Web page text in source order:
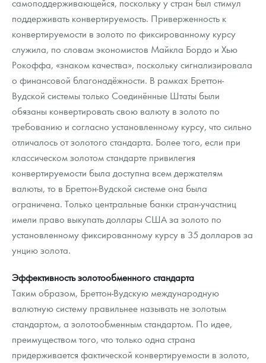
самоподдерживающейся, поскольку у стран был стимул
поддерживать конвертируемость. Приверженность к
конвертируемости в золото по фиксированному курсу
служила, по словам экономистов Майкла Бордо и Хью
Рокоффа, «знаком качества», поскольку сигнализировала
о финансовой благонадёжности. В рамках Бреттон-
Вудской системы только Соединённые Штаты были
обязаны конвертировать свою валюту в золото по
требованию и согласно установленному курсу, что сильно
отличалось от золотого стандарта. Более того, если при
классическом золотом стандарте привилегия
конвертируемости была доступна всем держателям
валюты, то в Бреттон-Вудской системе она была
ограничена. Только центральные банки стран-участниц
имели право выкупать доллары США за золото по
установленному фиксированному курсу в 35 долларов за
унцию золота.
Эффективность золотообменного стандарта
Таким образом, Бреттон-Вудскую международную
валютную систему правильнее называть не золотым
стандартом, а золотообменным стандартом. По идее,
преимуществом того, что только одна страна
придерживается фактической конвертируемости в золото,